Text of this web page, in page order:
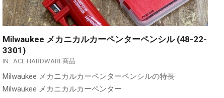
Milwaukee メカニカルカーペンターペンシル (48-22-
3301)
IN: ACE HARDWARE商品
Milwaukee メカニカルカーペンターペンシルの特長
Milwaukee メカニカルカーペンター